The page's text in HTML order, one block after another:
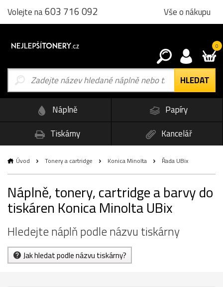
Volejte na603 716 092 Vše o nákupu
0
Náplně
Papíry
Tiskárny
Kancelář
Úvod Tonery a cartridge Konica Minolta Řada UBix
Náplně, tonery, cartridge a barvy do
tiskáren Konica Minolta UBix
Hledejte náplň podle názvu tiskárny
Jak hledat podle názvu tiskárny?